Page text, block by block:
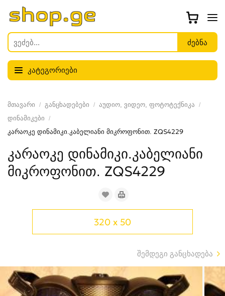
კატეგორიები
მთავარი განცხადებები
აუდიო, ვიდეო, ფოტოტექნიკა
დინამიკები
კარაოკე დინამიკი.კაბელიანი მიკროფონით. ZQS4229
კარაოკე დინამიკი.კაბელიანი
მიკროფონით. ZQS4229
320 x 50
შემდეგი განცხადება